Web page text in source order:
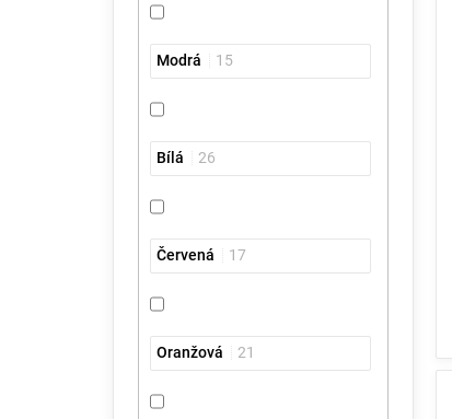
Modrá 15
Bílá 26
Červená 17
Oranžová 21